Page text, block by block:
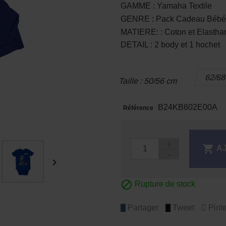

GAMME : Yamaha Textile
GENRE : Pack Cadeau Bébé
MATIERE: : Coton et
DETAIL : 2 body et 1 hochet
Taille : 50/56 cm 62/
Référence B24KB602E00A

 Rupture de stock
Partager Tweet